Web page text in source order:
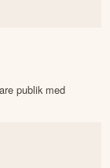
publik med